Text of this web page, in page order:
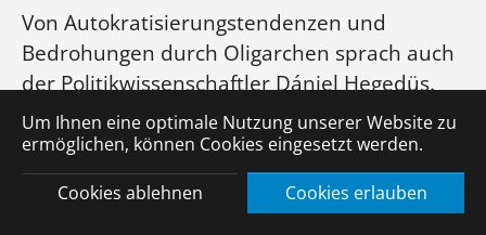
Um Ihnen eine optimale Nutzung unserer Website zu
ermöglichen, können Cookies eingesetzt werden.
Cookies ablehnen Cookies erlauben
Von Autokratisierungstendenzen und
Bedrohungen durch Oligarchen sprach auch
der Politikwissenschaftler Dániel Hegedüs.
Nach der „demokratischen Wiedergeburt“
1989 und der Stabilisierung durch die
Integration in die EU Mitte des ersten
Jahrzehnts des 21. Jahrhunderts seien nach
GmbH